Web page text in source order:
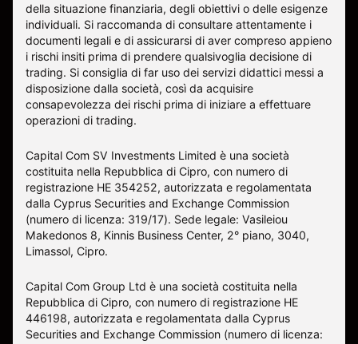
della situazione finanziaria, degli obiettivi o delle esigenze
individuali. Si raccomanda di consultare attentamente i
documenti legali e di assicurarsi di aver compreso appieno
i rischi insiti prima di prendere qualsivoglia decisione di
trading. Si consiglia di far uso dei servizi didattici messi a
disposizione dalla società, così da acquisire
consapevolezza dei rischi prima di iniziare a effettuare
operazioni di trading.
Capital Com SV Investments Limited è una società
costituita nella Repubblica di Cipro, con numero di
registrazione HE 354252, autorizzata e regolamentata
dalla Cyprus Securities and Exchange Commission
(numero di licenza: 319/17). Sede legale: Vasileiou
Makedonos 8, Kinnis Business Center, 2° piano, 3040,
Limassol, Cipro.
Capital Com Group Ltd è una società costituita nella
Repubblica di Cipro, con numero di registrazione ΗΕ
446198, autorizzata e regolamentata dalla Cyprus
Securities and Exchange Commission (numero di licenza: